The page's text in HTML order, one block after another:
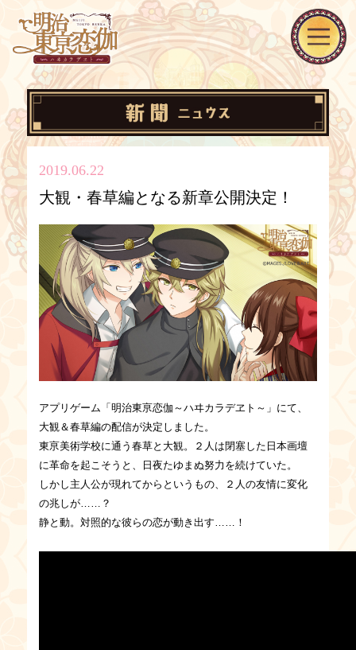
2019.06.22
大観・春草編となる新章公開決定！
アプリゲーム「明治東亰恋伽～ハヰカラデヱト～」にて、
大観＆春草編の配信が決定しました。
東亰美術学校に通う春草と大観。２人は閉塞した日本画壇
に革命を起こそうと、日夜たゆまぬ努力を続けていた。
しかし主人公が現れてからというもの、２人の友情に変化
の兆しが……？
静と動。対照的な彼らの恋が動き出す……！